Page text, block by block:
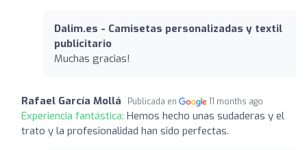
Dalim.es - Camisetas personalizadas y textil
publicitario
Muchas gracias!
Rafael García Mollá Publicada en 11 months ago
Experiencia fantástica: Hemos hecho unas sudaderas y el
trato y la profesionalidad han sido perfectas.